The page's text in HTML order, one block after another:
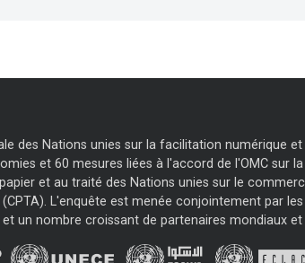
des Nations unies sur la facilitation numérique
et 60 mesures liées à l'accord de l'OMC sur
et au traité des Nations unies sur le
L'enquête est menée conjointement par
et un nombre croissant de partenaires mondiaux